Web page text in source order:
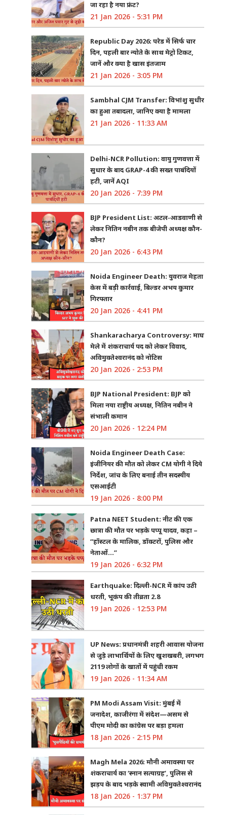
जा रहा है नया फ्रंट?
21 Jan 2026 - 5:31 PM
Republic Day 2026: परेड में सिर्फ चार
दिन, पहली बार न्योते के साथ मेट्रो टिकट,
जानें और क्या है खास इंतजाम
21 Jan 2026 - 3:05 PM
Sambhal CJM Transfer: विभांशु सुधीर
का हुआ तबादला, जानिए क्या है मामला
21 Jan 2026 - 11:33 AM
Delhi-NCR Pollution: वायु गुणवत्ता में
सुधार के बाद GRAP-4 की सख्त पाबंदियों
हटी, जानें AQI
20 Jan 2026 - 7:39 PM
BJP President List: अटल-आडवाणी से
लेकर नितिन नबीन तक बीजेपी अध्यक्ष कौन-
कौन?
20 Jan 2026 - 6:43 PM
Noida Engineer Death: युवराज मेहता
केस में बड़ी कार्रवाई, बिल्डर अभय कुमार
गिरफ्तार
20 Jan 2026 - 4:41 PM
Shankaracharya Controversy: माघ
मेले में शंकराचार्य पद को लेकर विवाद,
अविमुक्तेश्वरानंद को नोटिस
20 Jan 2026 - 2:53 PM
BJP National President: BJP को
मिला नया राष्ट्रीय अध्यक्ष, नितिन नबीन ने
संभाली कमान
20 Jan 2026 - 12:24 PM
Noida Engineer Death Case:
इंजीनियर की मौत को लेकर CM योगी ने दिये
निर्देश, जांच के लिए बनाई तीन सदस्यीय
एसआईटी
19 Jan 2026 - 8:00 PM
Patna NEET Student: नीट की एक
छात्रा की मौत पर भड़के पप्पू यादव, कहा –
“हॉस्टल के मालिक, डॉक्टरों, पुलिस और
नेताओं…”
19 Jan 2026 - 6:32 PM
Earthquake: दिल्ली-NCR में कांप उठी
धरती, भूकंप की तीव्रता 2.8
19 Jan 2026 - 12:53 PM
UP News: प्रधानमंत्री शहरी आवास योजना
से जुड़े लाभार्थियों के लिए खुशखबरी, लगभग
2119 लोगों के खातों में पहुंची रकम
19 Jan 2026 - 11:34 AM
PM Modi Assam Visit: मुंबई में
जनादेश, काजीरंगा में संदेश—असम से
पीएम मोदी का कांग्रेस पर बड़ा हमला
18 Jan 2026 - 2:15 PM
Magh Mela 2026: मौनी अमावस्या पर
शंकराचार्य का ‘स्नान सत्याग्रह’, पुलिस से
झड़प के बाद भड़के स्वामी अविमुक्तेश्वरानंद
18 Jan 2026 - 1:37 PM